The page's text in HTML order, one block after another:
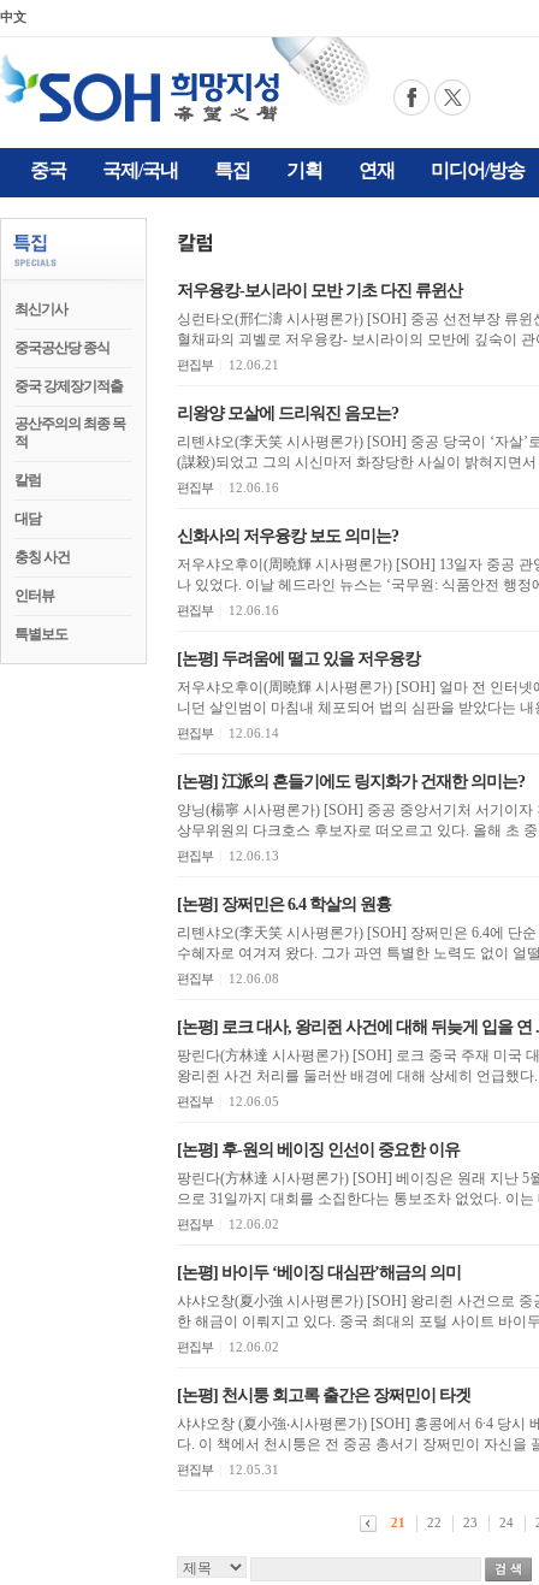
中文
중국 국제/국내 특집 기획 연재 미디어/방송
최신기사
중국공산당 종식
중국 강제장기적출
공산주의의 최종 목
적
칼럼
대담
충칭 사건
인터뷰
특별보도
저우융캉-보시라이 모반 기초 다진 류윈산
싱런타오(邢仁濤 시사평론가) [SOH] 중공 선전부장 류윈산(劉雲山)은 공청단파가 아니라 장쩌민파의 적자이자
혈채파의 괴벨로 저우융캉- 보시라이의 모반에 깊숙이
편집부 12.06.21
리왕양 모살에 드리워진 음모는?
리톈샤오(李天笑 시사평론가) [SOH] 중공 당국이 ‘자살’로 발표한 6.4 투사 리왕양(李旺陽)이 중공에 의해 모살
(謀殺)되었고 그의 시신마저 화장당한 사실이 밝혀지면
편집부 12.06.16
신화사의 저우융캉 보도 의미는?
저우샤오후이(周曉輝 시사평론가) [SOH] 13일자 중공 관영 신화사이트에는 중공 지도부의 활동 상황이 잘 나타
나 있었다. 이날 헤드라인 뉴스는 ‘국무원: 식품안전 행
편집부 12.06.16
[논평] 두려움에 떨고 있을 저우융캉
저우샤오후이(周曉輝 시사평론가) [SOH] 얼마 전 인터넷에서 두 편의 문장을 보았다. 하나는 십여년을 도망 다
니던 살인범이 마침내 체포되어 법의 심판을 받았다는
편집부 12.06.14
[논평] 江派의 흔들기에도 링지화가 건재한 의미는?
양닝(楊寧 시사평론가) [SOH] 중공 중앙서기처 서기이
상무위원의 다크호
편집부 12.06.13
[논평] 장쩌민은 6.4 학살의 원흉
리톈샤오(李天笑 시사평론가) [SOH] 장쩌민은 6.4에 단순 가담해 당정군(黨政軍) 3가지 대권을 한 손에 쥔 최대
편집부 12.06.08
[논평] 로크 대사, 왕리쥔 사건에 대해 뒤늦게 입을 연
팡린다(方林達 시사평론가) [SOH] 로크 중국 주재 미국 대사가 미국 시사주간지 뉴스위크와 가진 인터뷰에서
편집부 12.06.05
[논평] 후-원의 베이징 인선이 중요한 이유
팡린다(方林達 시사평론가) [SOH] 베이징은 원래 지난 5월 제11차 당대회를 개최할 예정이었으나 베이징 시각
으로 31일까지 대회를 소집한다는 통보조차 없었다. 이
편집부 12.06.02
[논평] 바이두 ‘베이징 대심판’해금의 의미
샤샤오창(夏小強 시사평론가) [SOH] 왕리쥔 사건으로 중공 고위층 내 투쟁이 유발된 가운데 민감한 사건에 대
한 해금이 이뤄지고 있다. 중국 최대의 포털 사이트 바이
편집부 12.06.02
[논평] 천시퉁 회고록 출간은 장쩌민이 타겟
샤샤오창 (夏小強‧시사평론가) [SOH] 홍콩에서 6∙4 당
다. 이 책에서 천시퉁은 전 중공 총서기 장쩌민이 자신을
편집부 12.05.31
21 22 23 24